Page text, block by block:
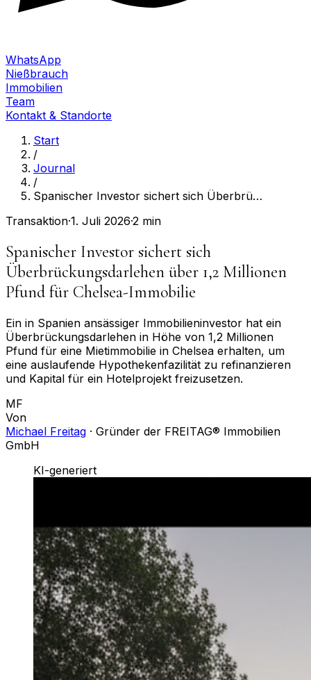
WhatsApp
Nießbrauch
Immobilien
Team
Kontakt & Standorte
Start
/
Journal
/
Spanischer Investor sichert sich Überbrü…
Transaktion·1. Juli 2026·2 min
Spanischer Investor sichert sich
Überbrückungsdarlehen über 1,2 Millionen
Pfund für Chelsea-Immobilie
Ein in Spanien ansässiger Immobilieninvestor hat ein
Überbrückungsdarlehen in Höhe von 1,2 Millionen
Pfund für eine Mietimmobilie in Chelsea erhalten, um
eine auslaufende Hypothekenfazilität zu refinanzieren
und Kapital für ein Hotelprojekt freizusetzen.
MF
Von
Michael Freitag · Gründer der FREITAG® Immobilien
GmbH
KI-generiert